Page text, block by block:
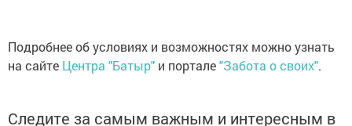
Подробнее об условиях и возможностях можно узнать
на сайте Центра "Батыр" и портале"Забота о своих".
Следите за самым важным и интересным в